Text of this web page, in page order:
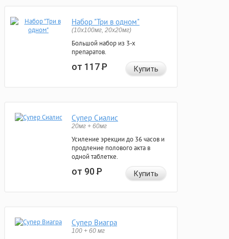
Набор "Три в одном"
(10x100мг, 20x20мг)
Большой набор из 3-х
препаратов.
от 117Р Купить
Супер Сиалис
20мг + 60мг
Усиление эрекции до 36 часов и
продление полового акта в
одной таблетке.
от 90Р Купить
Супер Виагра
100 + 60 мг